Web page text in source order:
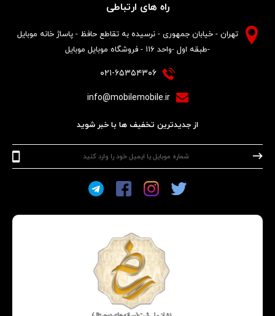
راه های ارتباطی
تهران - خیابان جمهوری - نرسیده به تقاطع حافظ - پاساژ خانه موبایل
-طبقه اول -واحد ۱۱۶ - فروشگاه موبایل موبایل
۰۲۱-۶۵۳۵۴۳۰۶
info@mobilemobile.ir
از جدیدترین تخفیف ها با خبر شوید